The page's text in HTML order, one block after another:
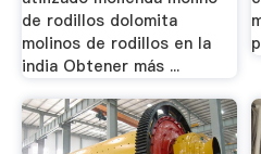
de rodillos dolomita
molinos de rodillos en la
india Obtener más ...